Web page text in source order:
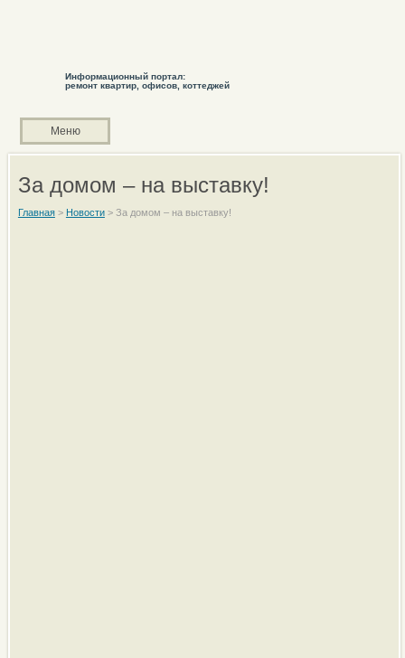
Информационный портал:
ремонт квартир, офисов, коттеджей
Меню
За домом – на выставку!
Главная> Новости> За домом – на выставку!